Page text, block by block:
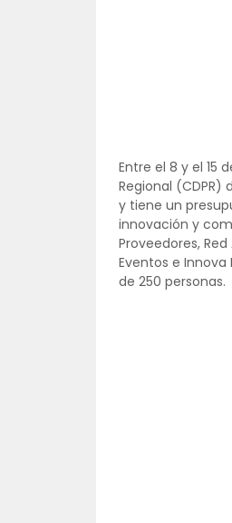
Entre el 8 y el 15
Regional (CDPR)
y tiene un
innovación y
Proveedores,
Eventos e
de 250 personas.